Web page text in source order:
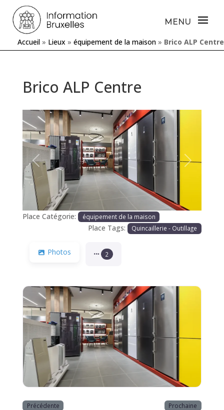
Accueil » Lieux » équipement de la maison » Brico ALP Centre
Brico ALP Centre
Précédente Prochaine
Place Catégorie: équipement de la maison
Place Tags: Quincaillerie - Outillage
Photos 2
Précédente Prochaine